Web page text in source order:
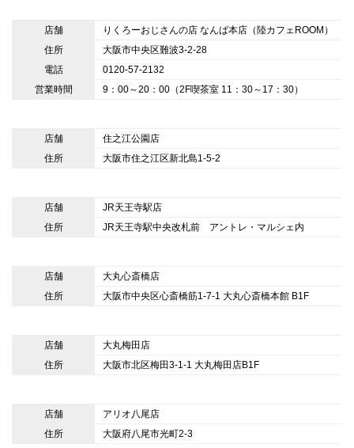
店舗
りくろーおじさんの店 なんば本店（陸カフェROOM）
住所
大阪市中央区難波3-2-28
電話
0120-57-2132
営業時間
9：00～20：00（2F喫茶室 11：30～17：30）
店舗
住之江公園店
住所
大阪市住之江区新北島1-5-2
店舗
JR天王寺駅店
住所
JR天王寺駅中央改札前 アントレ・マルシェ内
店舗
大丸心斎橋店
住所
大阪市中央区心斎橋筋1-7-1 大丸心斎橋本館 B1F
店舗
大丸梅田店
住所
大阪市北区梅田3-1-1 大丸梅田店B1F
店舗
アリオ八尾店
住所
大阪府八尾市光町2-3